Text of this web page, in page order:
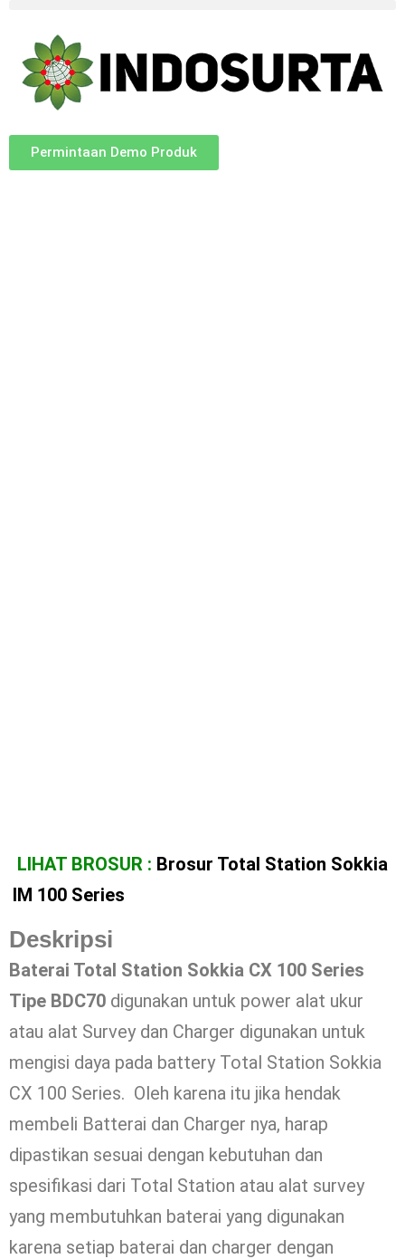
Permintaan Demo Produk
LIHAT BROSUR : Brosur Total Station Sokkia
IM 100 Series
Deskripsi
Baterai Total Station Sokkia CX 100 Series
Tipe BDC70 digunakan untuk power alat ukur
atau alat Survey dan Charger digunakan untuk
mengisi daya pada battery Total Station Sokkia
CX 100 Series. Oleh karena itu jika hendak
membeli Batterai dan Charger nya, harap
dipastikan sesuai dengan kebutuhan dan
spesifikasi dari Total Station atau alat survey
yang membutuhkan baterai yang digunakan
karena setiap baterai dan charger dengan